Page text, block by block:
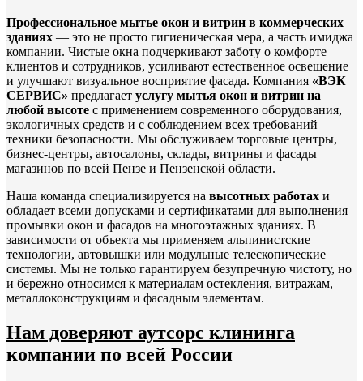
Профессиональное мытье окон и витрин в коммерческих
зданиях — это не просто гигиеническая мера, а часть имиджа
компании. Чистые окна подчеркивают заботу о комфорте
клиентов и сотрудников, усиливают естественное освещение
и улучшают визуальное восприятие фасада. Компания «ВЭК
СЕРВИС» предлагает услугу мытья окон и витрин на
любой высоте с применением современного оборудования,
экологичных средств и с соблюдением всех требований
техники безопасности. Мы обслуживаем торговые центры,
бизнес-центры, автосалоны, склады, витрины и фасады
магазинов по всей Пензе и Пензенской области.
Наша команда специализируется на высотных работах и
обладает всеми допусками и сертификатами для выполнения
промывки окон и фасадов на многоэтажных зданиях. В
зависимости от объекта мы применяем альпинистские
технологии, автовышки или модульные телескопические
системы. Мы не только гарантируем безупречную чистоту, но
и бережно относимся к материалам остекления, витражам,
металлоконструкциям и фасадным элементам.
Нам доверяют аутсорс клининга
компании по всей России